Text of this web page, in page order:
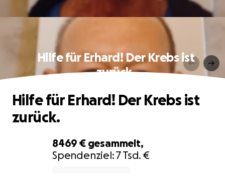
Hilfe für Erhard! Der Krebs ist
zurück.
8469 € gesammelt,
Spendenziel:7 Tsd. €
Hilfe für Erhard! Der Krebs ist
zurück.